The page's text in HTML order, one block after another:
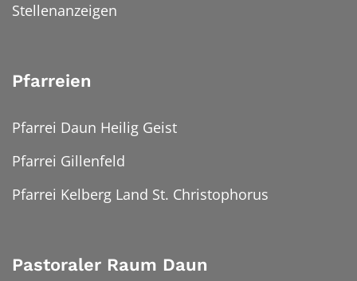
Stellenanzeigen
Pfarreien
Pfarrei Daun Heilig Geist
Pfarrei Gillenfeld
Pfarrei Kelberg Land St. Christophorus
Pastoraler Raum Daun